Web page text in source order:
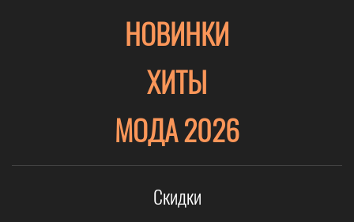
НОВИНКИ
ХИТЫ
МОДА 2026
Скидки